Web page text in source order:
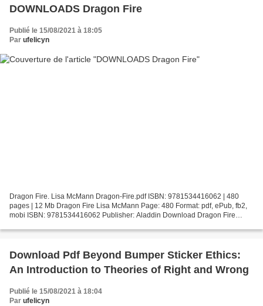
DOWNLOADS Dragon Fire
Publié le 15/08/2021 à 18:05
Par ufelicyn
Dragon Fire. Lisa McMann Dragon-Fire.pdf ISBN: 9781534416062 | 480
pages | 12 Mb Dragon Fire Lisa McMann Page: 480 Format: pdf, ePub, fb2,
mobi ISBN: 9781534416062 Publisher: Aladdin Download Dragon Fire
Download Pdf Beyond Bumper Sticker Ethics:
An Introduction to Theories of Right and Wrong
Publié le 15/08/2021 à 18:04
Par ufelicyn